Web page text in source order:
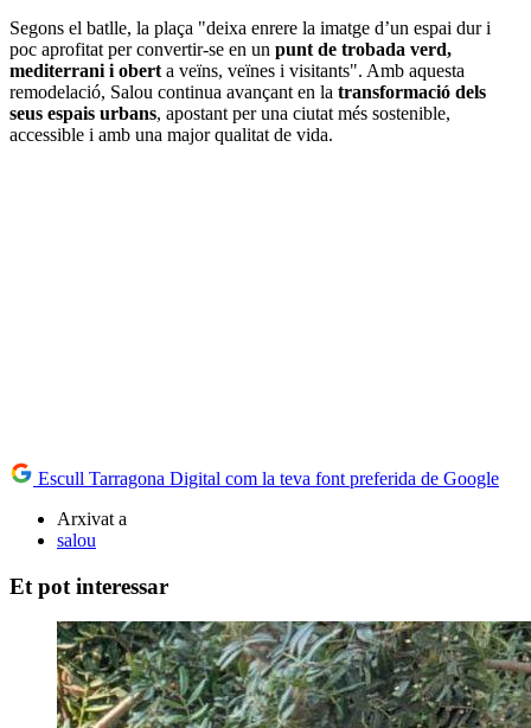
Segons el batlle, la plaça "deixa enrere la imatge d’un espai dur i
poc aprofitat per convertir-se en un punt de trobada verd,
mediterrani i obert a veïns, veïnes i visitants". Amb aquesta
remodelació, Salou continua avançant en la transformació dels
seus espais urbans, apostant per una ciutat més sostenible,
accessible i amb una major qualitat de vida.
Escull Tarragona Digital com la teva font preferida de Google
Arxivat a
salou
Et pot interessar